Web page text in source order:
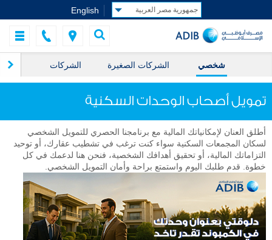
English
الشركات الشركات الصغيرة شخصي
تمويل أصحاب الوحدات السكنية
أطلق العنان لإمكانياتك المالية مع برنامجنا الحصري للتمويل الشخصي
لسكان المجمعات السكنية سواء كنت ترغب في تشطيب عقارك، أو توحيد
التزاماتك المالية، أو تحقيق أهدافك الشخصية، فنحن هنا لدعمك في كل
خطوة. قدم طلبك اليوم واستمتع براحة وأمان التمويل الشخصي.